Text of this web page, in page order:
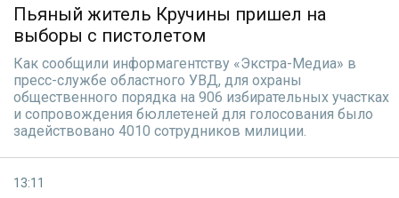
Пьяный житель Кручины пришел на
выборы с пистолетом
Как сообщили информагентству «Экстра-Медиа» в
пресс-службе областного УВД, для охраны
общественного порядка на 906 избирательных участках
и сопровождения бюллетеней для голосования было
задействовано 4010 сотрудников милиции.
13:11